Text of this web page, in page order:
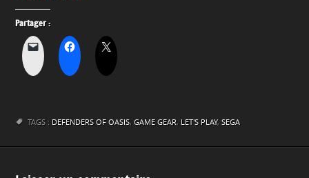
Partager :
TAGS : DEFENDERS OF OASIS, GAME GEAR, LET'S PLAY, SEGA